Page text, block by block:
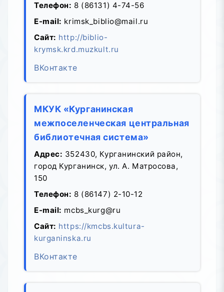
Телефон: 8 (86131) 4-74-56
E-mail: krimsk_biblio@mail.ru
Сайт: http://biblio-
krymsk.krd.muzkult.ru
ВКонтакте
МКУК «Курганинская
межпоселенческая центральная
библиотечная система»
Адрес: 352430, Курганинский район,
город Курганинск, ул. А. Матросова,
150
Телефон: 8 (86147) 2-10-12
E-mail: mcbs_kurg@ru
Сайт: https://kmcbs.kultura-
kurganinska.ru
ВКонтакте